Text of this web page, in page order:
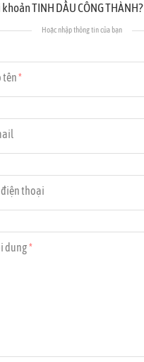
TINH DẦU CÔNG THÀNH?
Hoặc nhập thông tin của bạn
tên*
điện thoại
dung*